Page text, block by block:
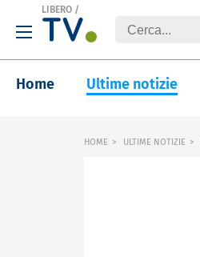
LIBERO /
Home Ultime notizie
HOME ULTIME NOTIZIE